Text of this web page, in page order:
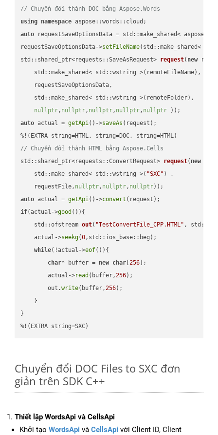
// Chuyển đổi thành DOC bằng Aspose.Words
using namespace
auto requestSaveOptionsData = std::make_shared<
requestSaveOptionsData->setFileName(std::make_shared<
std::shared_ptr<requests::SaveAsRequest> request( new
    std::make_shared< std::wstring >(remoteFileName),
    requestSaveOptionsData,
    std::make_shared< std::wstring >(remoteFolder),
nullptr, nullptr, nullptr, nullptr, nullptr ))
auto actual = getApi()->saveAs (request);
// Chuyển đổi thành HTML bằng Aspose.Cells
std::shared_ptr<requests::ConvertRequest> request( new
    std::make_shared< std::wstring >(
"SXC" ) ,
    requestFile,
nullptr, nullptr, nullptr))
auto actual = getApi()->convert
if(actual->good ()){
std::ofstream out( "TestConvertFile_CPP.HTML" ,
    actual->
seekg(0,std::ios_base::beg);
while(!actual->eof()){
char* buffer = new char [256 ];
        actual->
read (buffer,256);
        out.
write(buffer,256);
    }
}
%!(EXTRA string=SXC)
Chuyển đổi DOC Files to SXC đơn
giản trên SDK C++
Thiết lập WordsApi và CellsApi
Khởi tạo WordsApi và CellsApi với Client ID, Client